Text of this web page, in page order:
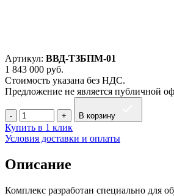
Артикул: ВВД-ТЗБПМ-01
1 843 000 руб.
Стоимость указана без НДС.
Предложение не является публичной
В корзину
Купить в 1 клик
Условия доставки и оплаты
Описание
Комплекс разработан специально для